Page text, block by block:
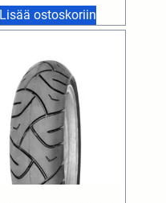
Lisää ostoskoriin